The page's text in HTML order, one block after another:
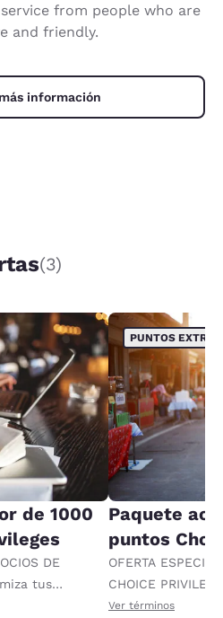
from people who are
and friendly.
información
(3)
de 1000
DE
tus
puntos
PUNTOS EXTRA
Paquete
puntos
OFERTA
CHOICE
recompensas al
Ver términos